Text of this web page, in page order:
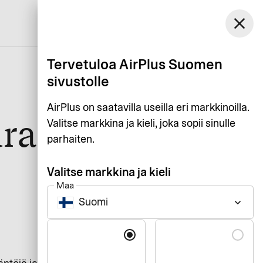
Kirjaudu
close
Tervetuloa AirPlus Suomen
sivustolle
AirPlus on saatavilla useilla eri markkinoilla.
Valitse markkina ja kieli, joka sopii sinulle
parhaiten.
Valitse markkina ja kieli
Maa
Suomi keyboard_arrow_down
Kieli